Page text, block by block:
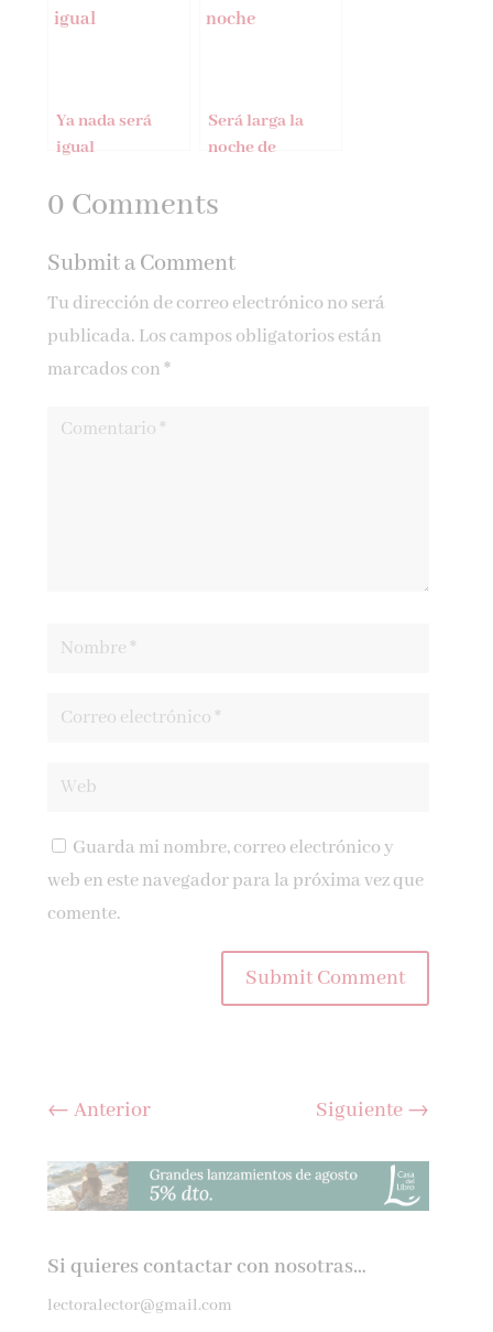
Ya nada será
igual
Será larga la
noche de
Gamboa
0 Comments
Submit a Comment
Tu dirección de correo electrónico no será
publicada. Los campos obligatorios están
marcados con*
Guarda mi nombre, correo electrónico y
web en este navegador para la próxima vez que
comente.
Submit Comment
←Anterior Siguiente→
Si quieres contactar con nosotras…
lectoralector@gmail.com